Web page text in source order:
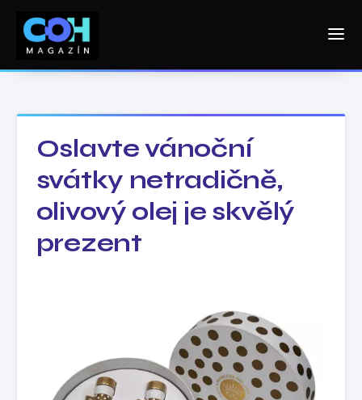
Oslavte vánoční
svátky netradičně,
olivový olej je skvělý
prezent